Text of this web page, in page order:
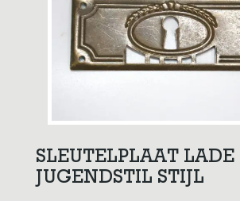
SLEUTELPLAAT LADE
JUGENDSTIL STIJL